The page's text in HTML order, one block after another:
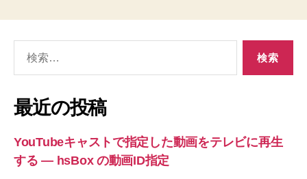
象:
最近の投稿
YouTubeキャストで指定した動画をテレビに再生
する ― hsBox の動画ID指定